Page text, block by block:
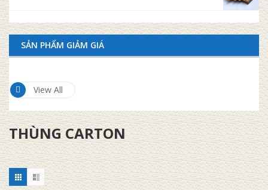
SẢN PHẨM GIẢM GIÁ
View All
THÙNG CARTON